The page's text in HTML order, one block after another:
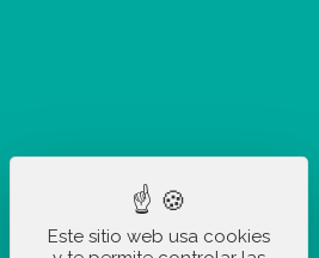
Este sitio web usa cookies